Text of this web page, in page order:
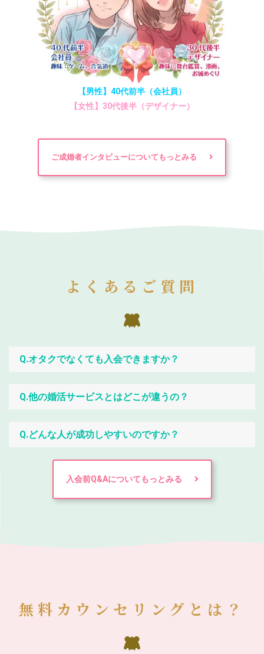
【男性】40代前半（会社員）
【女性】30代後半（デザイナー）
ご成婚者インタビューについてもっとみる
よくあるご質問
Q.オタクでなくても入会できますか？
Q.他の婚活サービスとはどこが違うの？
Q.どんな人が成功しやすいのですか？
入会前Q&Aについてもっとみる
無料カウンセリングとは？